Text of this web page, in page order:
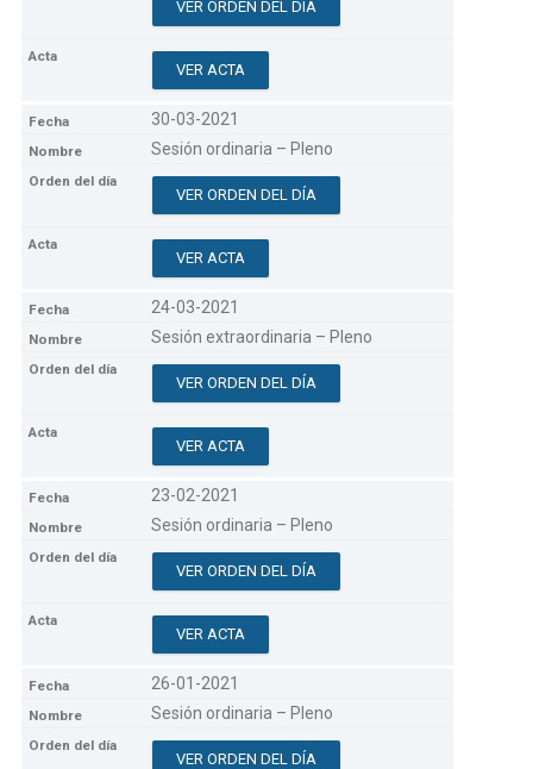
VER ORDEN DEL DÍA
VER ACTA
30-03-2021
Sesión ordinaria – Pleno
VER ORDEN DEL DÍA
VER ACTA
24-03-2021
Sesión extraordinaria – Pleno
VER ORDEN DEL DÍA
VER ACTA
23-02-2021
Sesión ordinaria – Pleno
VER ORDEN DEL DÍA
VER ACTA
26-01-2021
Sesión ordinaria – Pleno
VER ORDEN DEL DÍA